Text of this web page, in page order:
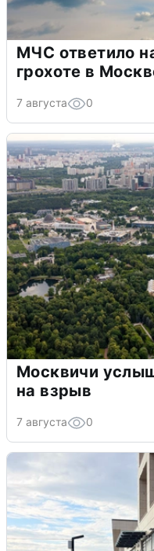
МЧС ответило
грохоте в
7 августа 0
Москвичи
на взрыв
7 августа 0